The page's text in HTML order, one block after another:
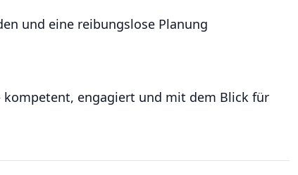
und eine reibungslose Planung
kompetent, engagiert und mit dem Blick für